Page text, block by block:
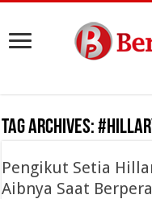
Tag Archives:
Pengikut Setia
Aibnya Saat